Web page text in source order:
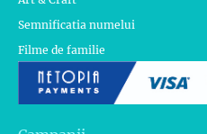
Semnificatia numelui
Filme de familie